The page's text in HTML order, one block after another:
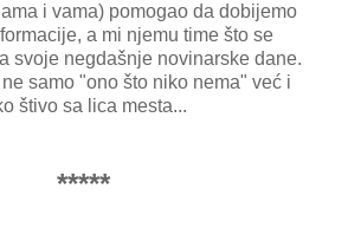
i vama) pomogao da dobijemo
a mi njemu time što se
svoje negdašnje novinarske dane.
samo "ono što niko nema" već i
štivo sa lica mesta...
*****